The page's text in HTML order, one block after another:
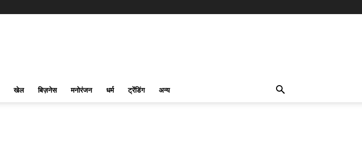
खेल बिज़नेस मनोरंजन धर्म ट्रेंडिंग अन्य